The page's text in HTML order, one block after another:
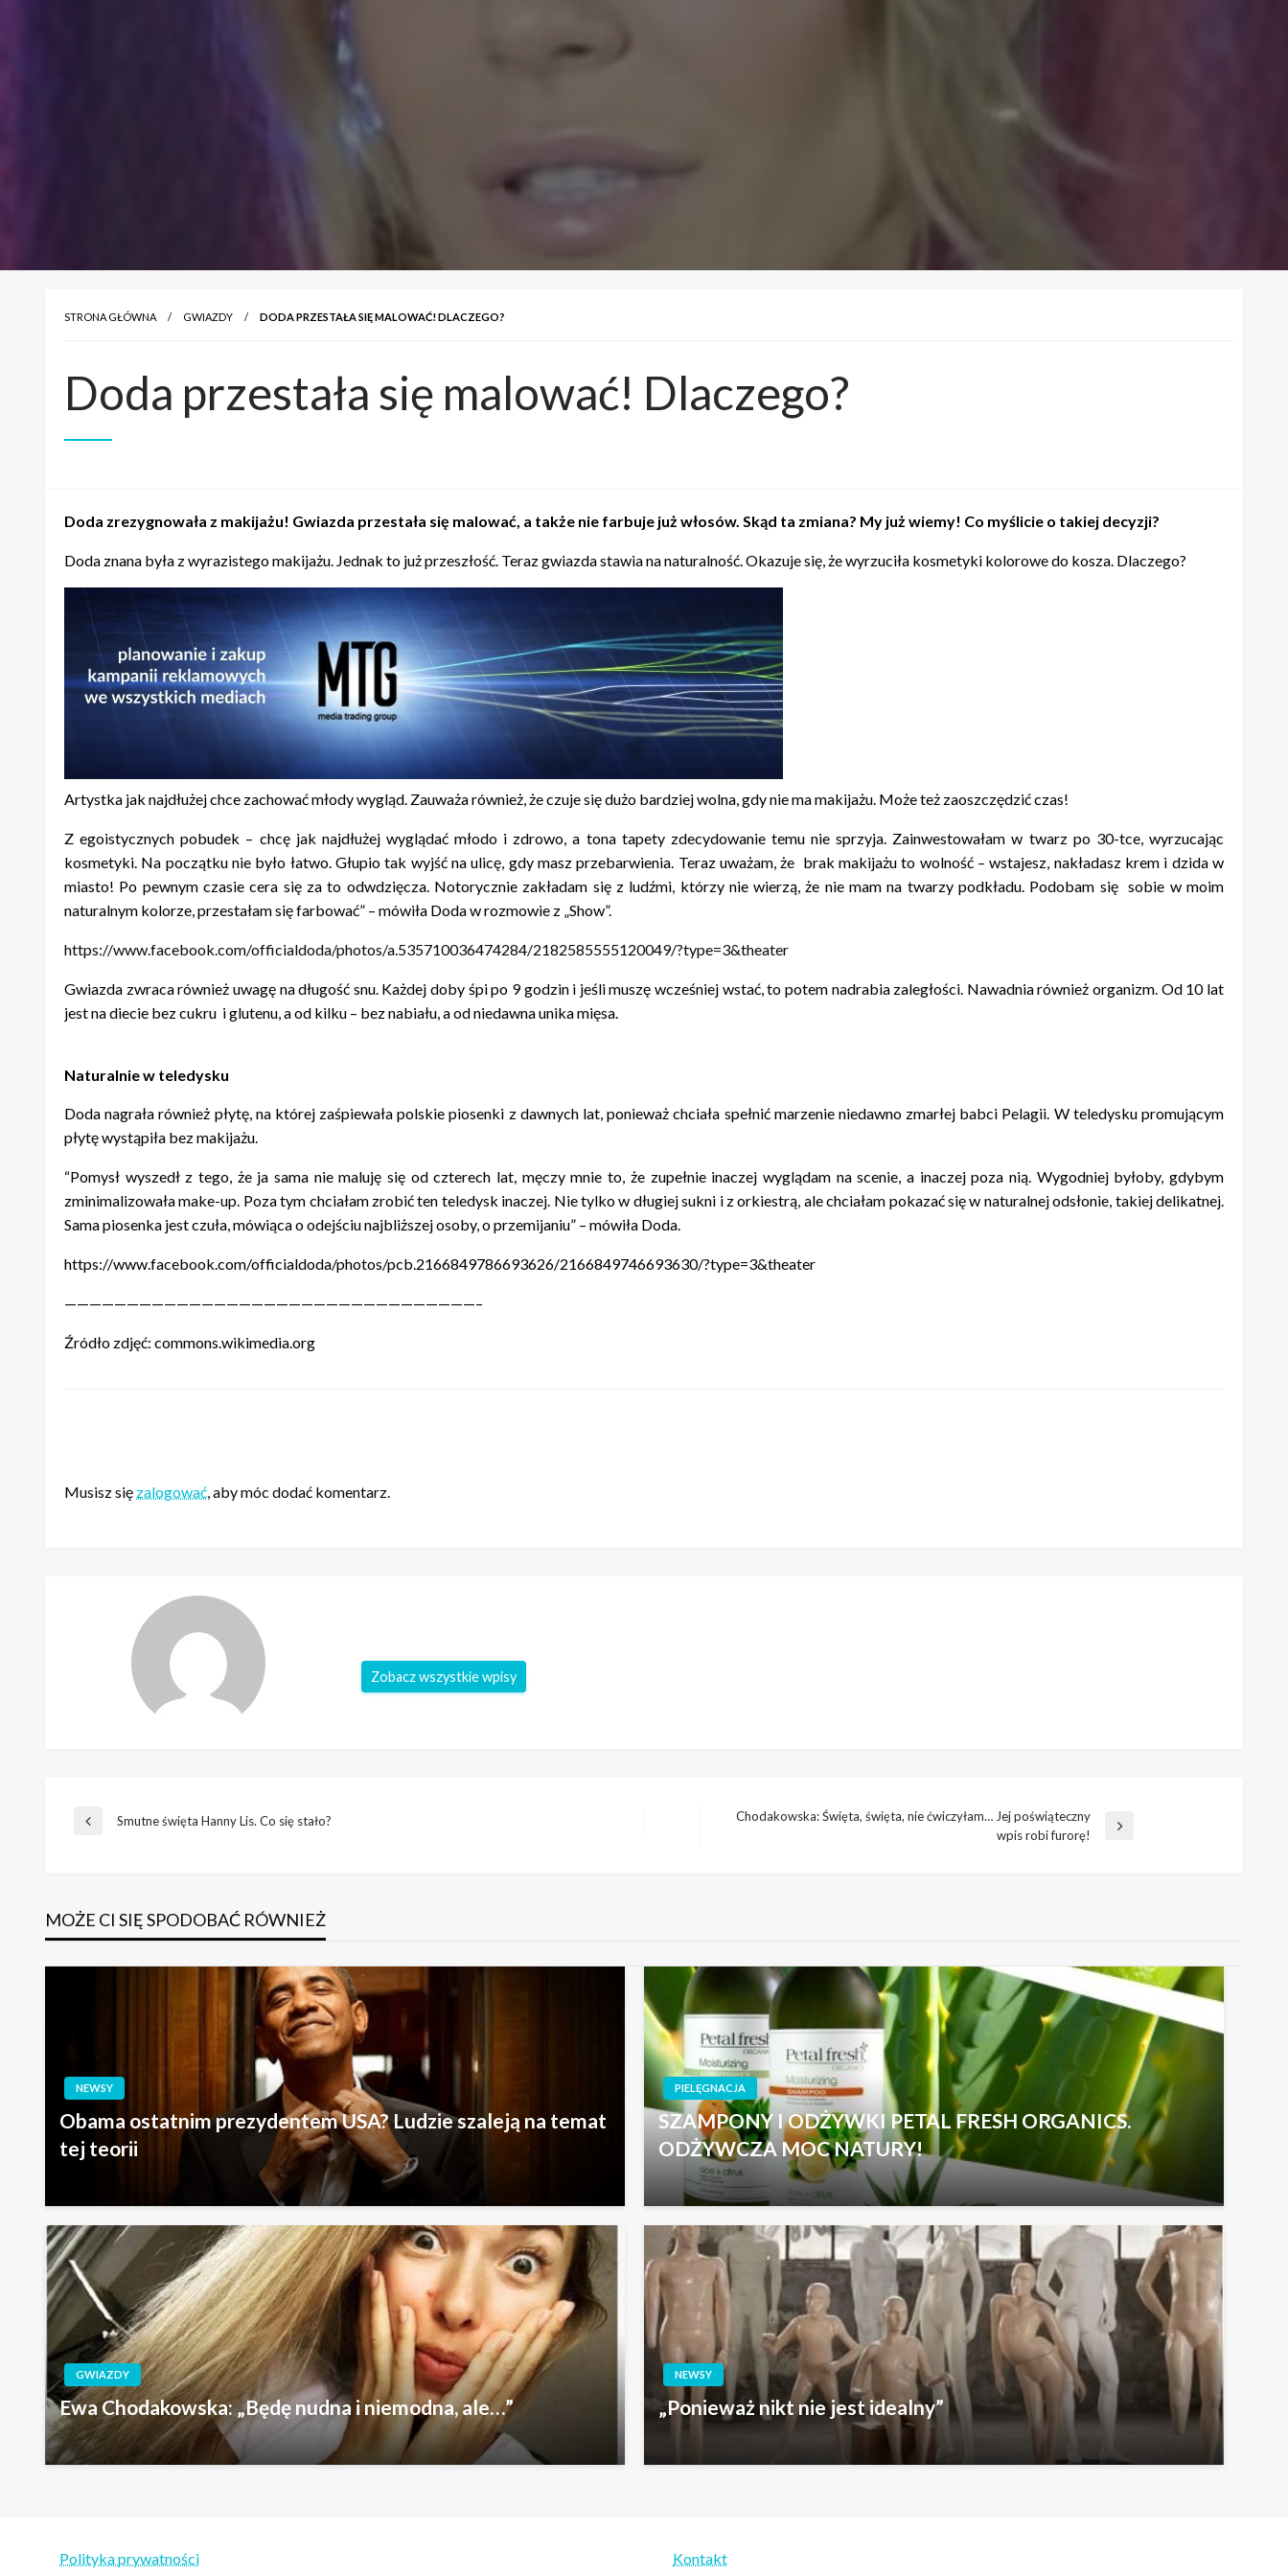
STRONA GŁÓWNA GWIAZDY DODA PRZESTAŁA SIĘ MALOWAĆ! DLACZEGO?
Doda przestała się malować! Dlaczego?
Doda zrezygnowała z makijażu! Gwiazda przestała się malować, a także nie farbuje już włosów. Skąd ta zmiana? My już wiemy! Co myślicie o takiej decyzji?
Doda znana była z wyrazistego makijażu. Jednak to już przeszłość. Teraz gwiazda stawia na naturalność. Okazuje się, że wyrzuciła kosmetyki kolorowe do kosza. Dlaczego?
Artystka jak najdłużej chce zachować młody wygląd. Zauważa również, że czuje się dużo bardziej wolna, gdy nie ma makijażu. Może też zaoszczędzić czas!
Z egoistycznych pobudek – chcę jak najdłużej wyglądać młodo i zdrowo, a tona tapety zdecydowanie temu nie sprzyja. Zainwestowałam w twarz po 30-tce, wyrzucając
kosmetyki. Na początku nie było łatwo. Głupio tak wyjść na ulicę, gdy masz przebarwienia. Teraz uważam, że brak makijażu to wolność – wstajesz, nakładasz krem i dzida w
miasto! Po pewnym czasie cera się za to odwdzięcza. Notorycznie zakładam się z ludźmi, którzy nie wierzą, że nie mam na twarzy podkładu. Podobam się sobie w moim
naturalnym kolorze, przestałam się farbować” – mówiła Doda w rozmowie z „Show”.
https://www.facebook.com/officialdoda/photos/a.535710036474284/2182585555120049/?type=3&theater
Gwiazda zwraca również uwagę na długość snu. Każdej doby śpi po 9 godzin i jeśli muszę wcześniej wstać, to potem nadrabia zaległości. Nawadnia również organizm. Od 10 lat
jest na diecie bez cukru i glutenu, a od kilku – bez nabiału, a od niedawna unika mięsa.
Naturalnie w teledysku
Doda nagrała również płytę, na której zaśpiewała polskie piosenki z dawnych lat, ponieważ chciała spełnić marzenie niedawno zmarłej babci Pelagii. W teledysku promującym
płytę wystąpiła bez makijażu.
“Pomysł wyszedł z tego, że ja sama nie maluję się od czterech lat, męczy mnie to, że zupełnie inaczej wyglądam na scenie, a inaczej poza nią. Wygodniej byłoby, gdybym
zminimalizowała make-up. Poza tym chciałam zrobić ten teledysk inaczej. Nie tylko w długiej sukni i z orkiestrą, ale chciałam pokazać się w naturalnej odsłonie, takiej delikatnej.
Sama piosenka jest czuła, mówiąca o odejściu najbliższej osoby, o przemijaniu” – mówiła Doda.
https://www.facebook.com/officialdoda/photos/pcb.2166849786693626/2166849746693630/?type=3&theater
—————————————————————————————————–
Źródło zdjęć: commons.wikimedia.org
Musisz się zalogować, aby móc dodać komentarz.
Zobacz wszystkie wpisy
Nawigacja
Poprzedni
Smutne święta Hanny Lis. Co się stało?
Chodakowska: Święta, święta, nie ćwiczyłam… Jej poświąteczny
wpis robi furorę!
MOŻE CI SIĘ SPODOBAĆ RÓWNIEŻ
NEWSY
Obama ostatnim prezydentem USA? Ludzie szaleją na temat
tej teorii
PIELĘGNACJA
SZAMPONY I ODŻYWKI PETAL FRESH ORGANICS.
ODŻYWCZA MOC NATURY!
GWIAZDY
Ewa Chodakowska: „Będę nudna i niemodna, ale…”
NEWSY
„Ponieważ nikt nie jest idealny”
Polityka prywatności Kontakt